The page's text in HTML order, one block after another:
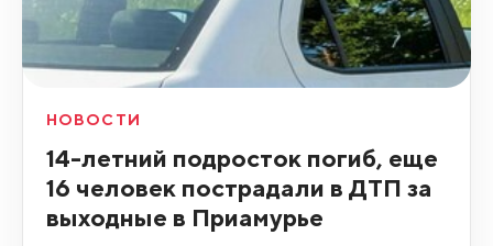
НОВОСТИ
14-летний подросток погиб, еще
16 человек пострадали в ДТП за
выходные в Приамурье